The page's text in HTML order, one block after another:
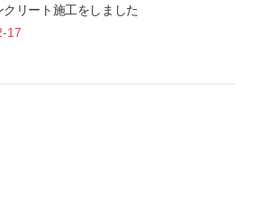
クリート施工をしました
17